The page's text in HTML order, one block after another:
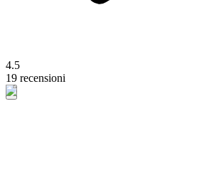
4.5
19 recensioni